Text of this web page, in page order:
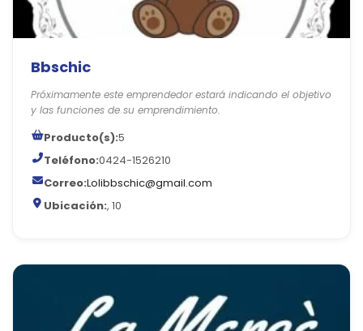
Bbschic
Próximamente este emprendedor estará indicando el objetivo
y las funciones de su emprendimiento.
Producto(s):5
Teléfono:0424-1526210
Correo:Lolibbschic@gmail.com
Ubicación:, 10